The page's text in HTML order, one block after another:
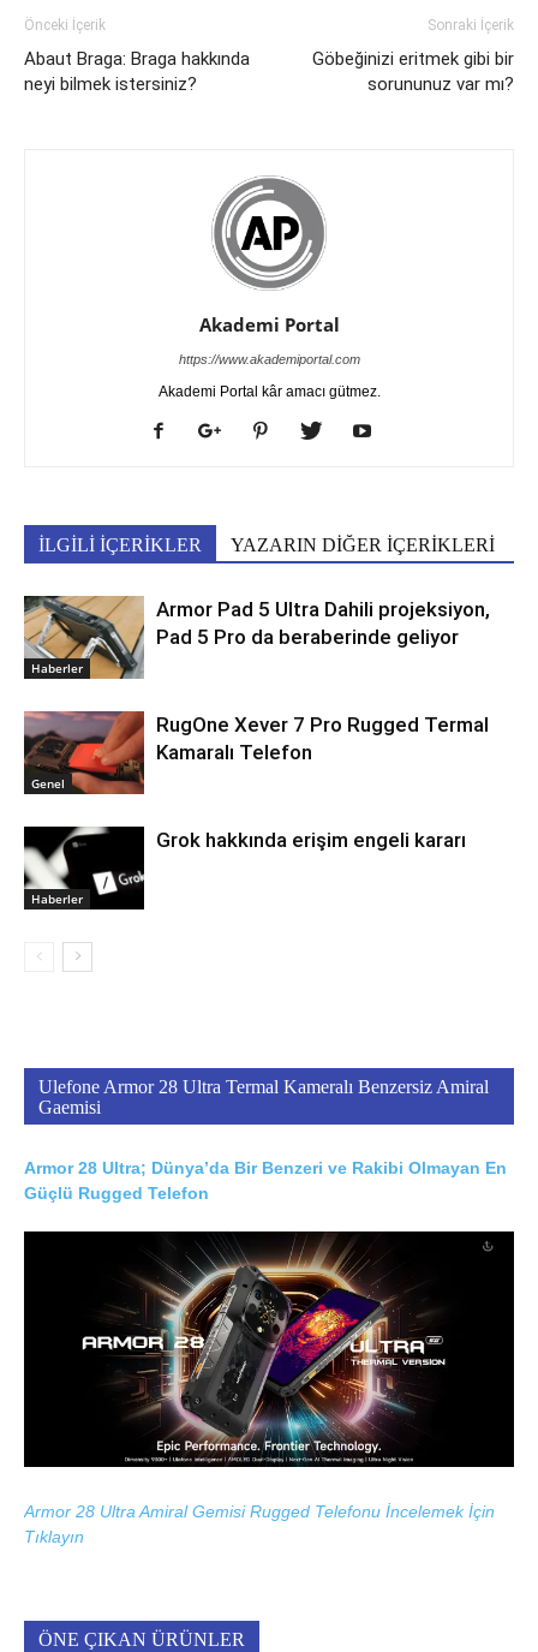
Önceki İçerik
Abaut Braga: Braga hakkında
neyi bilmek istersiniz?
Sonraki İçerik
Göbeğinizi eritmek gibi bir
sorununuz var mı?
Akademi Portal
https://www.akademiportal.com
Akademi Portal kâr amacı gütmez.
İLGİLİ İÇERİKLER YAZARIN DİĞER İÇERİKLERİ
Haberler
Armor Pad 5 Ultra Dahili projeksiyon,
Pad 5 Pro da beraberinde geliyor
Genel
RugOne Xever 7 Pro Rugged Termal
Kamaralı Telefon
Haberler
Grok hakkında erişim engeli kararı
Ulefone Armor 28 Ultra Termal Kameralı Benzersiz Amiral
Gaemisi
Armor 28 Ultra; Dünya’da Bir Benzeri ve Rakibi Olmayan En
Güçlü Rugged Telefon
Armor 28 Ultra Amiral Gemisi Rugged Telefonu İncelemek İçin
Tıklayın
ÖNE ÇIKAN ÜRÜNLER